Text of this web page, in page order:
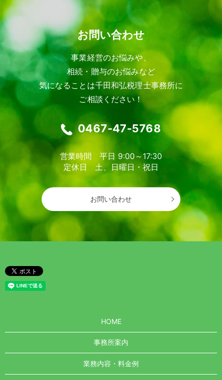
お問い合わせ
事業経営のお悩みや、
相続・贈与のお悩みなど
気になることは千田和弘税理士事務所に
ご相談ください！
0467-47-5768
営業時間 平日 9:00～17:30
定休日 土、日曜日・祝日
お問い合わせ
HOME
事務所案内
業務内容・料金例